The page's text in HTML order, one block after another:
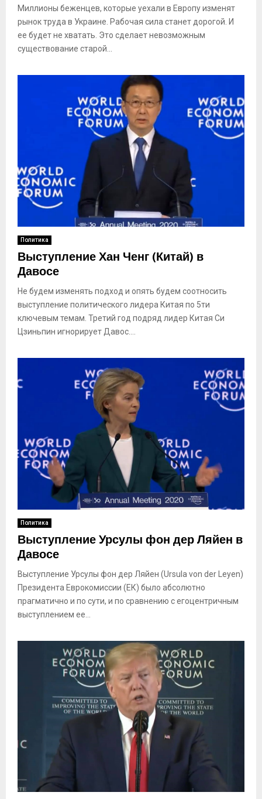
Миллионы беженцев, которые уехали в Европу изменят
рынок труда в Украине. Рабочая сила станет дорогой. И
ее будет не хватать. Это сделает невозможным
существование старой...
Политика
Выступление Хан Ченг (Китай) в
Давосе
Не будем изменять подход и опять будем соотносить
выступление политического лидера Китая по 5ти
ключевым темам. Третий год подряд лидер Китая Си
Цзиньпин игнорирует Давос....
Политика
Выступление Урсулы фон дер Ляйен в
Давосе
Выступление Урсулы фон дер Ляйен (Ursula von der Leyen)
Президента Еврокомиссии (ЕК) было абсолютно
прагматично и по сути, и по сравнению с егоцентричным
выступлением ее...